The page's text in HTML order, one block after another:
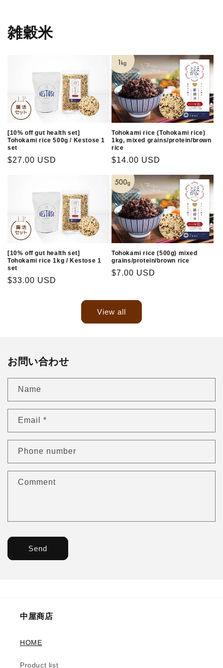
雑穀米
[10% off gut health set]
Tohokami rice 500g / Kestose 1
set
Regular
$27.00 USD
Tohokami rice (Tohokami rice)
1kg, mixed grains/protein/brown
rice
Regular
$14.00 USD
[10% off gut health set]
Tohokami rice 1kg / Kestose 1
set
Regular
$33.00 USD
Tohokami rice (500g) mixed
grains/protein/brown rice
Regular
$7.00 USD
View all
お問い合わせ
Name
Email *
Phone number
Comment
Send
中屋商店
HOME
Product list